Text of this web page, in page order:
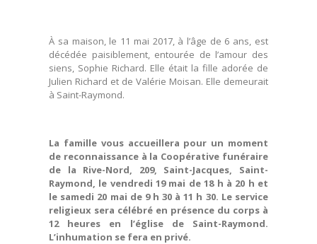
À sa maison, le 11 mai 2017, à l’âge de 6 ans, est
décédée paisiblement, entourée de l’amour des
siens, Sophie Richard. Elle était la fille adorée de
Julien Richard et de Valérie Moisan. Elle demeurait
à Saint-Raymond.
La famille vous accueillera pour un moment
de reconnaissance à la Coopérative funéraire
de la Rive-Nord, 209, Saint-Jacques, Saint-
Raymond, le vendredi 19 mai de 18 h à 20 h et
le samedi 20 mai de 9 h 30 à 11 h 30. Le service
religieux sera célébré en présence du corps à
12 heures en l’église de Saint-Raymond.
L’inhumation se fera en privé.